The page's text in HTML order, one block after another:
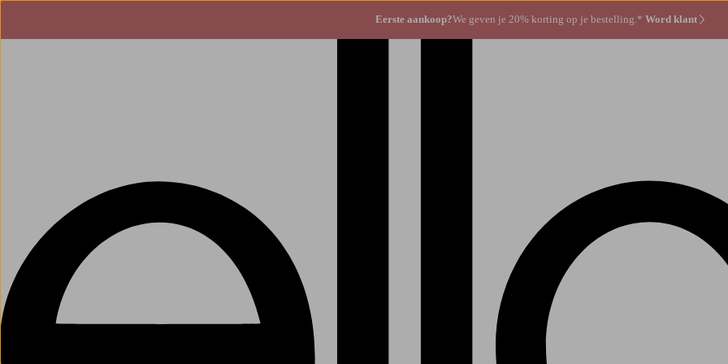
Eerste aankoop?We geven je 20% korting op je bestelling.* Word klant